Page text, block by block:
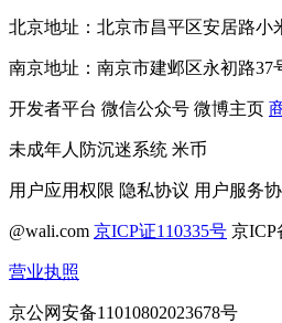
北京地址：北京市昌平区安居路小
南京地址：南京市建邺区永初路37
开发者平台 微信公众号 微博主页
未成年人防沉迷系统 米币
用户应用权限 隐私协议 用户服务
@wali.com 京ICP证110335号 京ICP
营业执照
京公网安备11010802023678号